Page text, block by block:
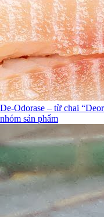
De-Odorase – từ chai
nhóm sản phẩm